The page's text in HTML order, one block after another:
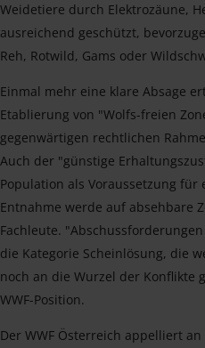
Weidetiere durch Elektrozäune,
ausreichend geschützt,
Reh, Rotwild, Gams oder
Einmal mehr eine klare Absage
Etablierung von "Wolfs-freien
gegenwärtigen rechtlichen
Auch der "günstige
Population als Voraussetzung
Entnahme werde auf absehbare
Fachleute.
die Kategorie Scheinlösung, die
noch an die Wurzel der Konflikte
WWF-Position.
Der WWF Österreich appelliert